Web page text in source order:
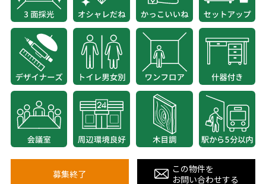
募集終了
この物件を
お問い合わせする